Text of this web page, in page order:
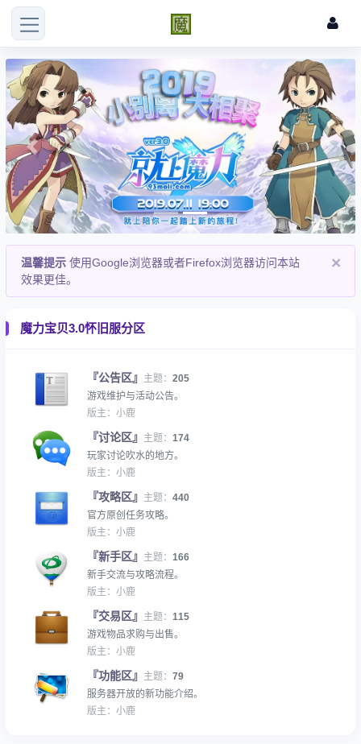
Previous Next
温馨提示 使用Google浏览器或者Firefox浏览器访问本站
效果更佳。
×
魔力宝贝3.0怀旧服分区
『公告区』 主题： 205
游戏维护与活动公告。
版主： 小鹿
『讨论区』 主题：
174
玩家讨论吹水的地方。
版主： 小鹿
『攻略区』 主题： 440
官方原创任务攻略。
版主： 小鹿
『新手区』 主题：
166
新手交流与攻略流程。
版主： 小鹿
『交易区』 主题：
115
游戏物品求购与出售。
版主： 小鹿
『功能区』 主题： 79
服务器开放的新功能介绍。
版主： 小鹿